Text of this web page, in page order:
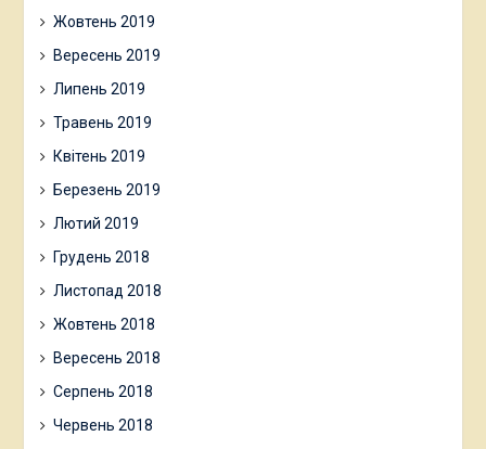
Жовтень 2019
Вересень 2019
Липень 2019
Травень 2019
Квітень 2019
Березень 2019
Лютий 2019
Грудень 2018
Листопад 2018
Жовтень 2018
Вересень 2018
Серпень 2018
Червень 2018